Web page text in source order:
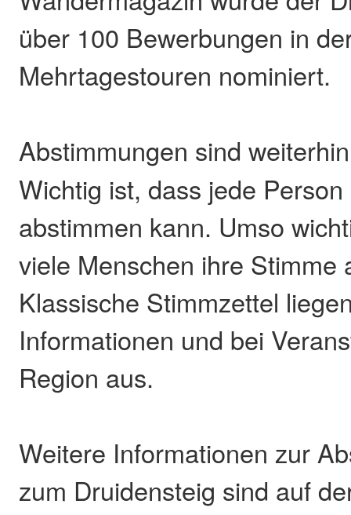
über 100 Bewerbungen in
Mehrtagestouren nominiert.
Abstimmungen sind
Wichtig ist, dass jede
abstimmen kann. Umso
viele Menschen ihre Stimme
Klassische Stimmzettel
Informationen und bei
Region aus.
Weitere Informationen zur
zum Druidensteig sind auf